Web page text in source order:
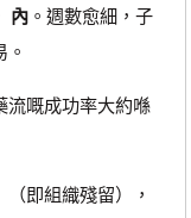
內。週數愈細，子
流嘅成功率大約喺
即組織殘留），